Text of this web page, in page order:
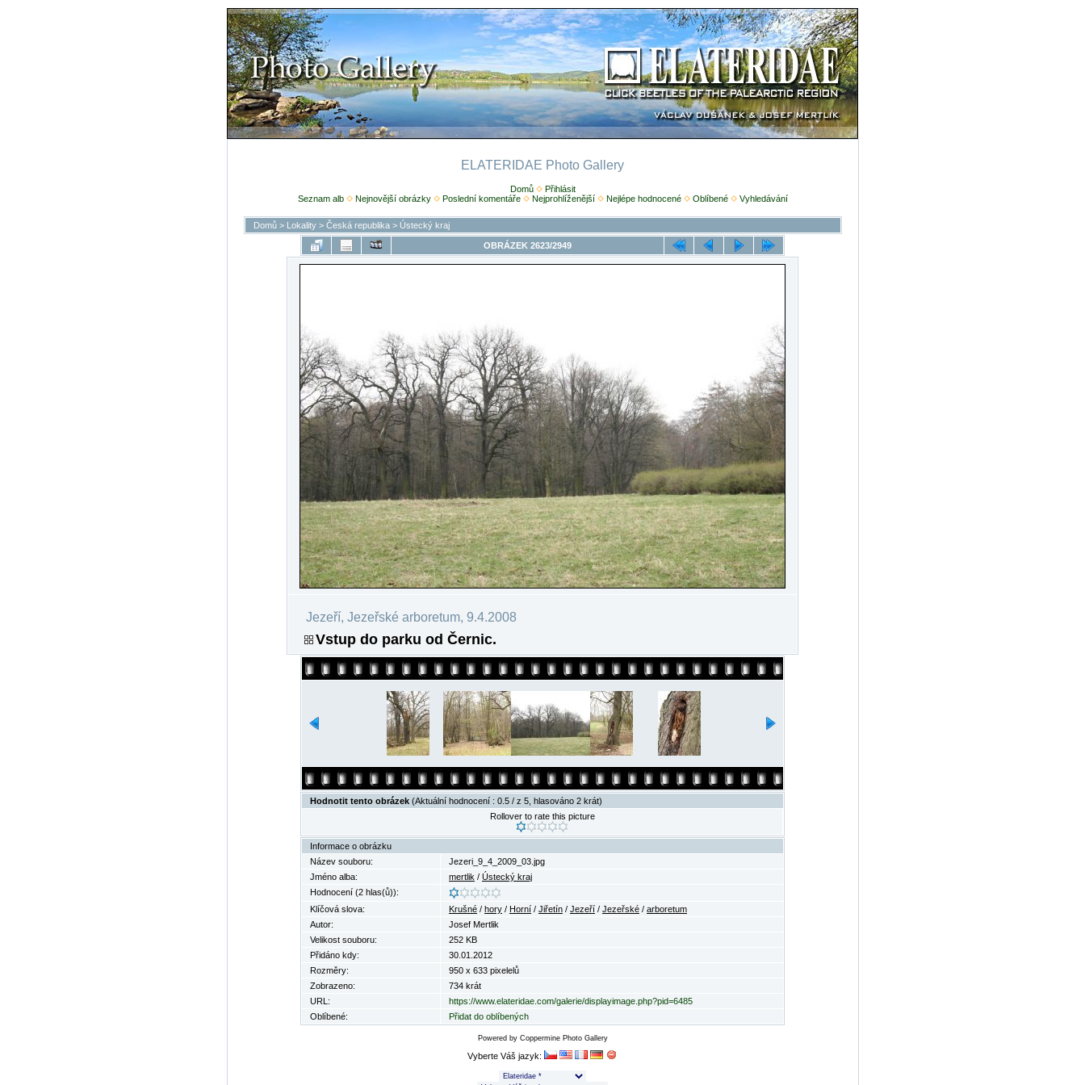
ELATERIDAE Photo Gallery
Domů
Přihlásit
Seznam alb
Nejnovější obrázky Poslední komentáře Nejprohlíženější Nejlépe hodnocené Oblíbené Vyhledávání
Domů> Lokality> Česká republika> Ústecký kraj
OBRÁZEK 2623/2949
Jezeří, Jezeřské arboretum, 9.4.2008
Vstup do parku od Černic.
Hodnotit tento obrázek (Aktuální hodnocení : 0.5 / z 5, hlasováno 2 krát)
Rollover to rate this picture
Informace o obrázku
Název souboru:
Jezeri_9_4_2009_03.jpg
Jméno alba:
mertlik / Ústecký kraj
Hodnocení (2 hlas(ů)):
Klíčová slova:
Krušné / hory / Horní / Jiřetín / Jezeří / Jezeřské / arboretum
Autor:
Josef Mertlik
Velikost souboru:
252 KB
Přidáno kdy:
30.01.2012
Rozměry:
950 x 633 pixelelů
Zobrazeno:
734 krát
URL:
https://www.elateridae.com/galerie/displayimage.php?pid=6485
Oblíbené:
Přidat do oblíbených
Powered by Coppermine Photo Gallery
Vyberte Váš jazyk: